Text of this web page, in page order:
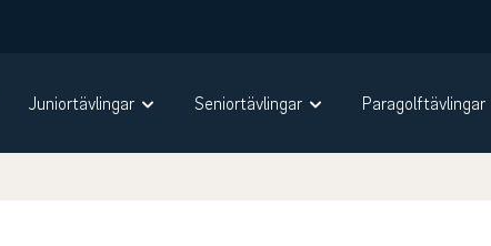
Juniortävlingar Seniortävlingar Paragolftävlingar